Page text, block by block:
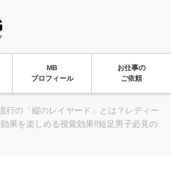
MB
プロフィール
お仕事の
ご依頼
行の「縦のレイヤード」とは？レディー
果を楽しめる視覚効果!!短足男子必見の